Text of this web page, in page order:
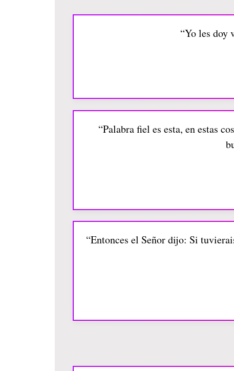
“Yo les doy
“Palabra fiel es esta, en estas
“Entonces el Señor dijo: Si